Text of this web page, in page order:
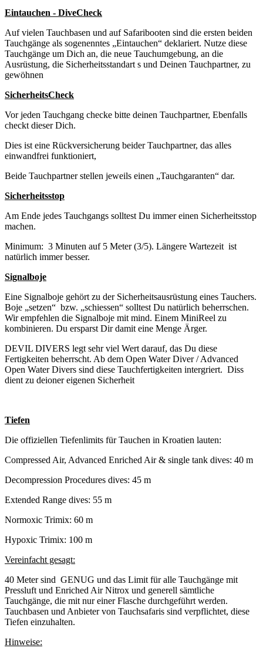
Eintauchen - DiveCheck
Auf vielen Tauchbasen und auf Safaribooten sind die ersten beiden
Tauchgänge als sogenenntes „Eintauchen“ deklariert. Nutze diese
Tauchgänge um Dich an, die neue Tauchumgebung, an die
Ausrüstung, die Sicherheitsstandart s und Deinen Tauchpartner, zu
gewöhnen
SicherheitsCheck
Vor jeden Tauchgang checke bitte deinen Tauchpartner, Ebenfalls
checkt dieser Dich.
Dies ist eine Rückversicherung beider Tauchpartner, das alles
einwandfrei funktioniert,
Beide Tauchpartner stellen jeweils einen „Tauchgaranten“ dar.
Sicherheitsstop
Am Ende jedes Tauchgangs solltest Du immer einen Sicherheitsstop
machen.
Minimum: 3 Minuten auf 5 Meter (3/5). Längere Wartezeit ist
natürlich immer besser.
Signalboje
Eine Signalboje gehört zu der Sicherheitsausrüstung eines Tauchers.
Boje „setzen“ bzw. „schiessen“ solltest Du natürlich beherrschen.
Wir empfehlen die Signalboje mit mind. Einem MiniReel zu
kombinieren. Du ersparst Dir damit eine Menge Ärger.
DEVIL DIVERS legt sehr viel Wert darauf, das Du diese
Fertigkeiten beherrscht. Ab dem Open Water Diver / Advanced
Open Water Divers sind diese Tauchfertigkeiten intergriert. Diss
dient zu deioner eigenen Sicherheit
Tiefen
Die offiziellen Tiefenlimits für Tauchen in Kroatien lauten:
Compressed Air, Advanced Enriched Air & single tank dives: 40 m
Decompression Procedures dives: 45 m
Extended Range dives: 55 m
Normoxic Trimix: 60 m
Hypoxic Trimix: 100 m
Vereinfacht gesagt:
40 Meter sind GENUG und das Limit für alle Tauchgänge mit
Pressluft und Enriched Air Nitrox und generell sämtliche
Tauchgänge, die mit nur einer Flasche durchgeführt werden.
Tauchbasen und Anbieter von Tauchsafaris sind verpflichtet, diese
Tiefen einzuhalten.
Hinweise: